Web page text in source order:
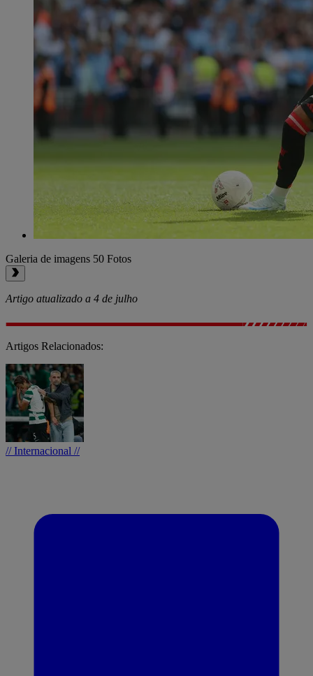
Galeria de imagens 50 Fotos
Artigo atualizado a 4 de julho
Artigos Relacionados:
// Internacional //